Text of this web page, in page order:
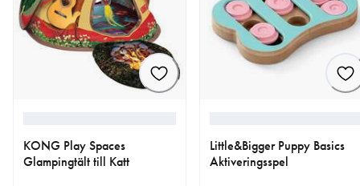
KONG Play Spaces
Glampingtält till Katt
Little&Bigger Puppy Basics
Aktiveringsspel